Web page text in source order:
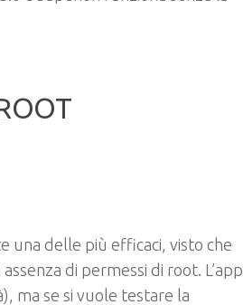
una delle più efficaci, visto che
di permessi di root. L’app
ma se si vuole testare la